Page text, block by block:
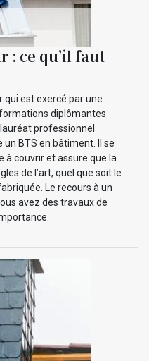
: ce qu’il faut
qui est exercé par une
diplômantes
professionnel
BTS en bâtiment. Il se
à couvrir et assure que la
de l’art, quel que soit le
Le recours à un
avez des travaux de